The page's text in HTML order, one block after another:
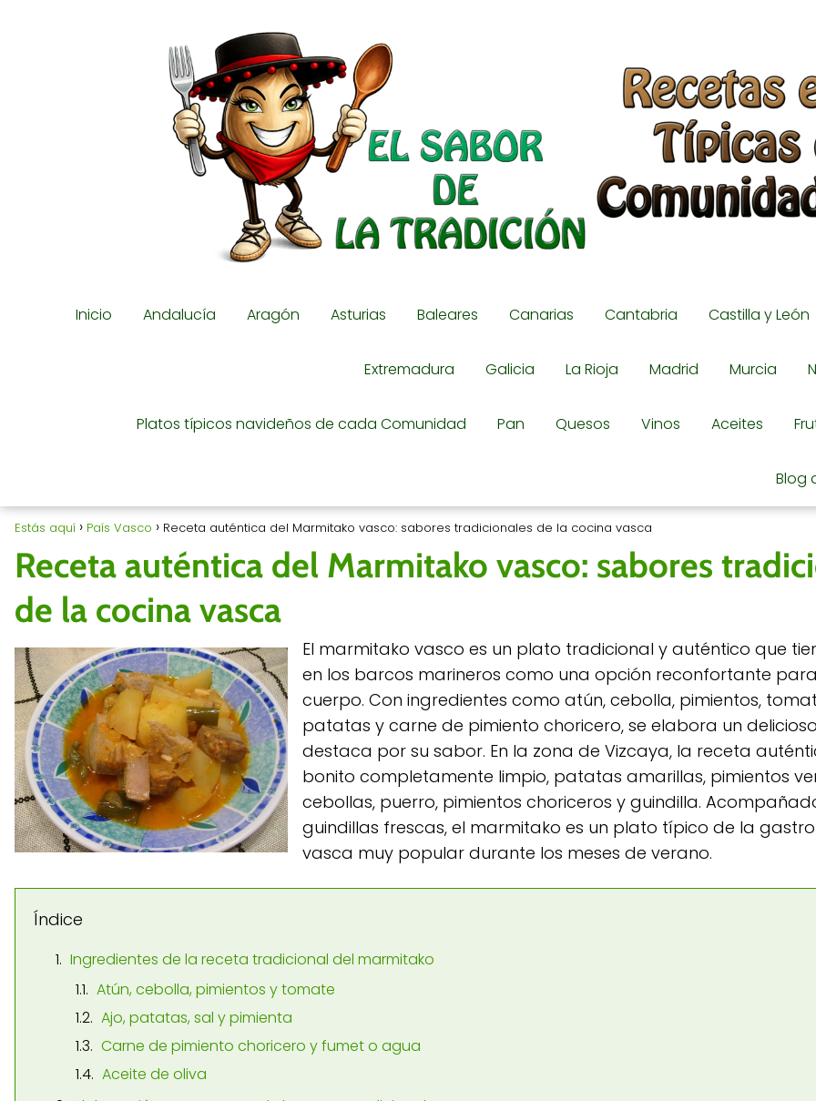
Inicio Andalucía Aragón Asturias Baleares Canarias Cantabria Castilla y León
Extremadura Galicia La Rioja Madrid Murcia
Platos típicos navideños de cada Comunidad Pan Quesos Vinos Aceites
Blog
Estás aquí País Vasco Receta auténtica del Marmitako vasco: sabores tradicionales de la cocina vasca
Receta auténtica del Marmitako vasco: sabores
de la cocina vasca
El marmitako vasco es un plato tradicional y auténtico que
en los barcos marineros como una opción reconfortante
cuerpo. Con ingredientes como atún, cebolla, pimientos,
patatas y carne de pimiento choricero, se elabora un
destaca por su sabor. En la zona de Vizcaya, la receta
bonito completamente limpio, patatas amarillas, pimientos
cebollas, puerro, pimientos choriceros y guindilla.
guindillas frescas, el marmitako es un plato típico de la
vasca muy popular durante los meses de verano.
Índice
Ingredientes de la receta tradicional del marmitako
Atún, cebolla, pimientos y tomate
Ajo, patatas, sal y pimienta
Carne de pimiento choricero y fumet o agua
Aceite de oliva